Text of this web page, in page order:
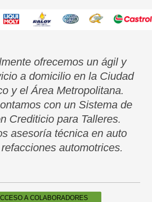
ofrecemos un ágil y
a domicilio en la Ciudad
y el Área Metropolitana.
con un Sistema de
Crediticio para Talleres.
asesoría técnica en auto
automotrices.
A COLABORADORES